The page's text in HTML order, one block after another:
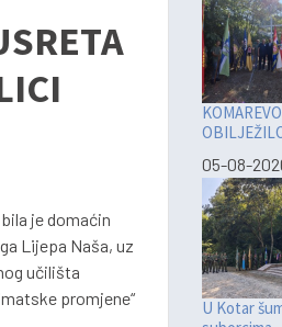
je domaćin
Lijepa Naša, uz
učilišta
promjene“
05-08-
U Kotar